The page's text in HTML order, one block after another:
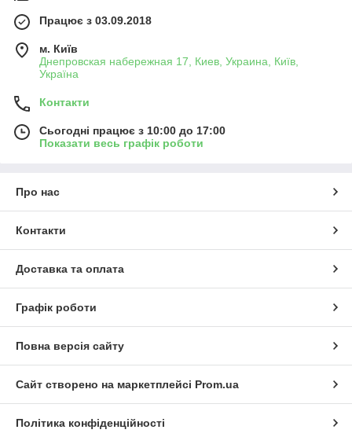
Працює з 03.09.2018
м. Київ
Днепровская набережная 17, Киев, Украина, Київ,
Україна
Контакти
Сьогодні працює з 10:00 до 17:00
Показати весь графік роботи
Про нас
Контакти
Доставка та оплата
Графік роботи
Повна версія сайту
Сайт створено на маркетплейсі Prom.ua
Політика конфіденційності